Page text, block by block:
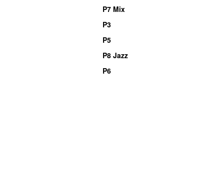
P7 Mix
P3
P5
P8 Jazz
P6